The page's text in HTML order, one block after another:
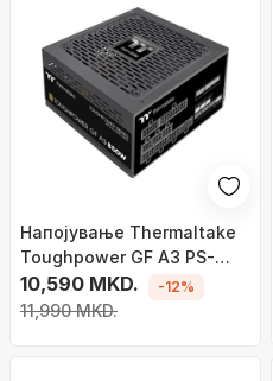
Напојување Thermaltake
Toughpower GF A3 PS-
TPD-0850FNFAGE-H ATX
3.0, 850W
10,590 MKD.
11,990 MKD.
-12%